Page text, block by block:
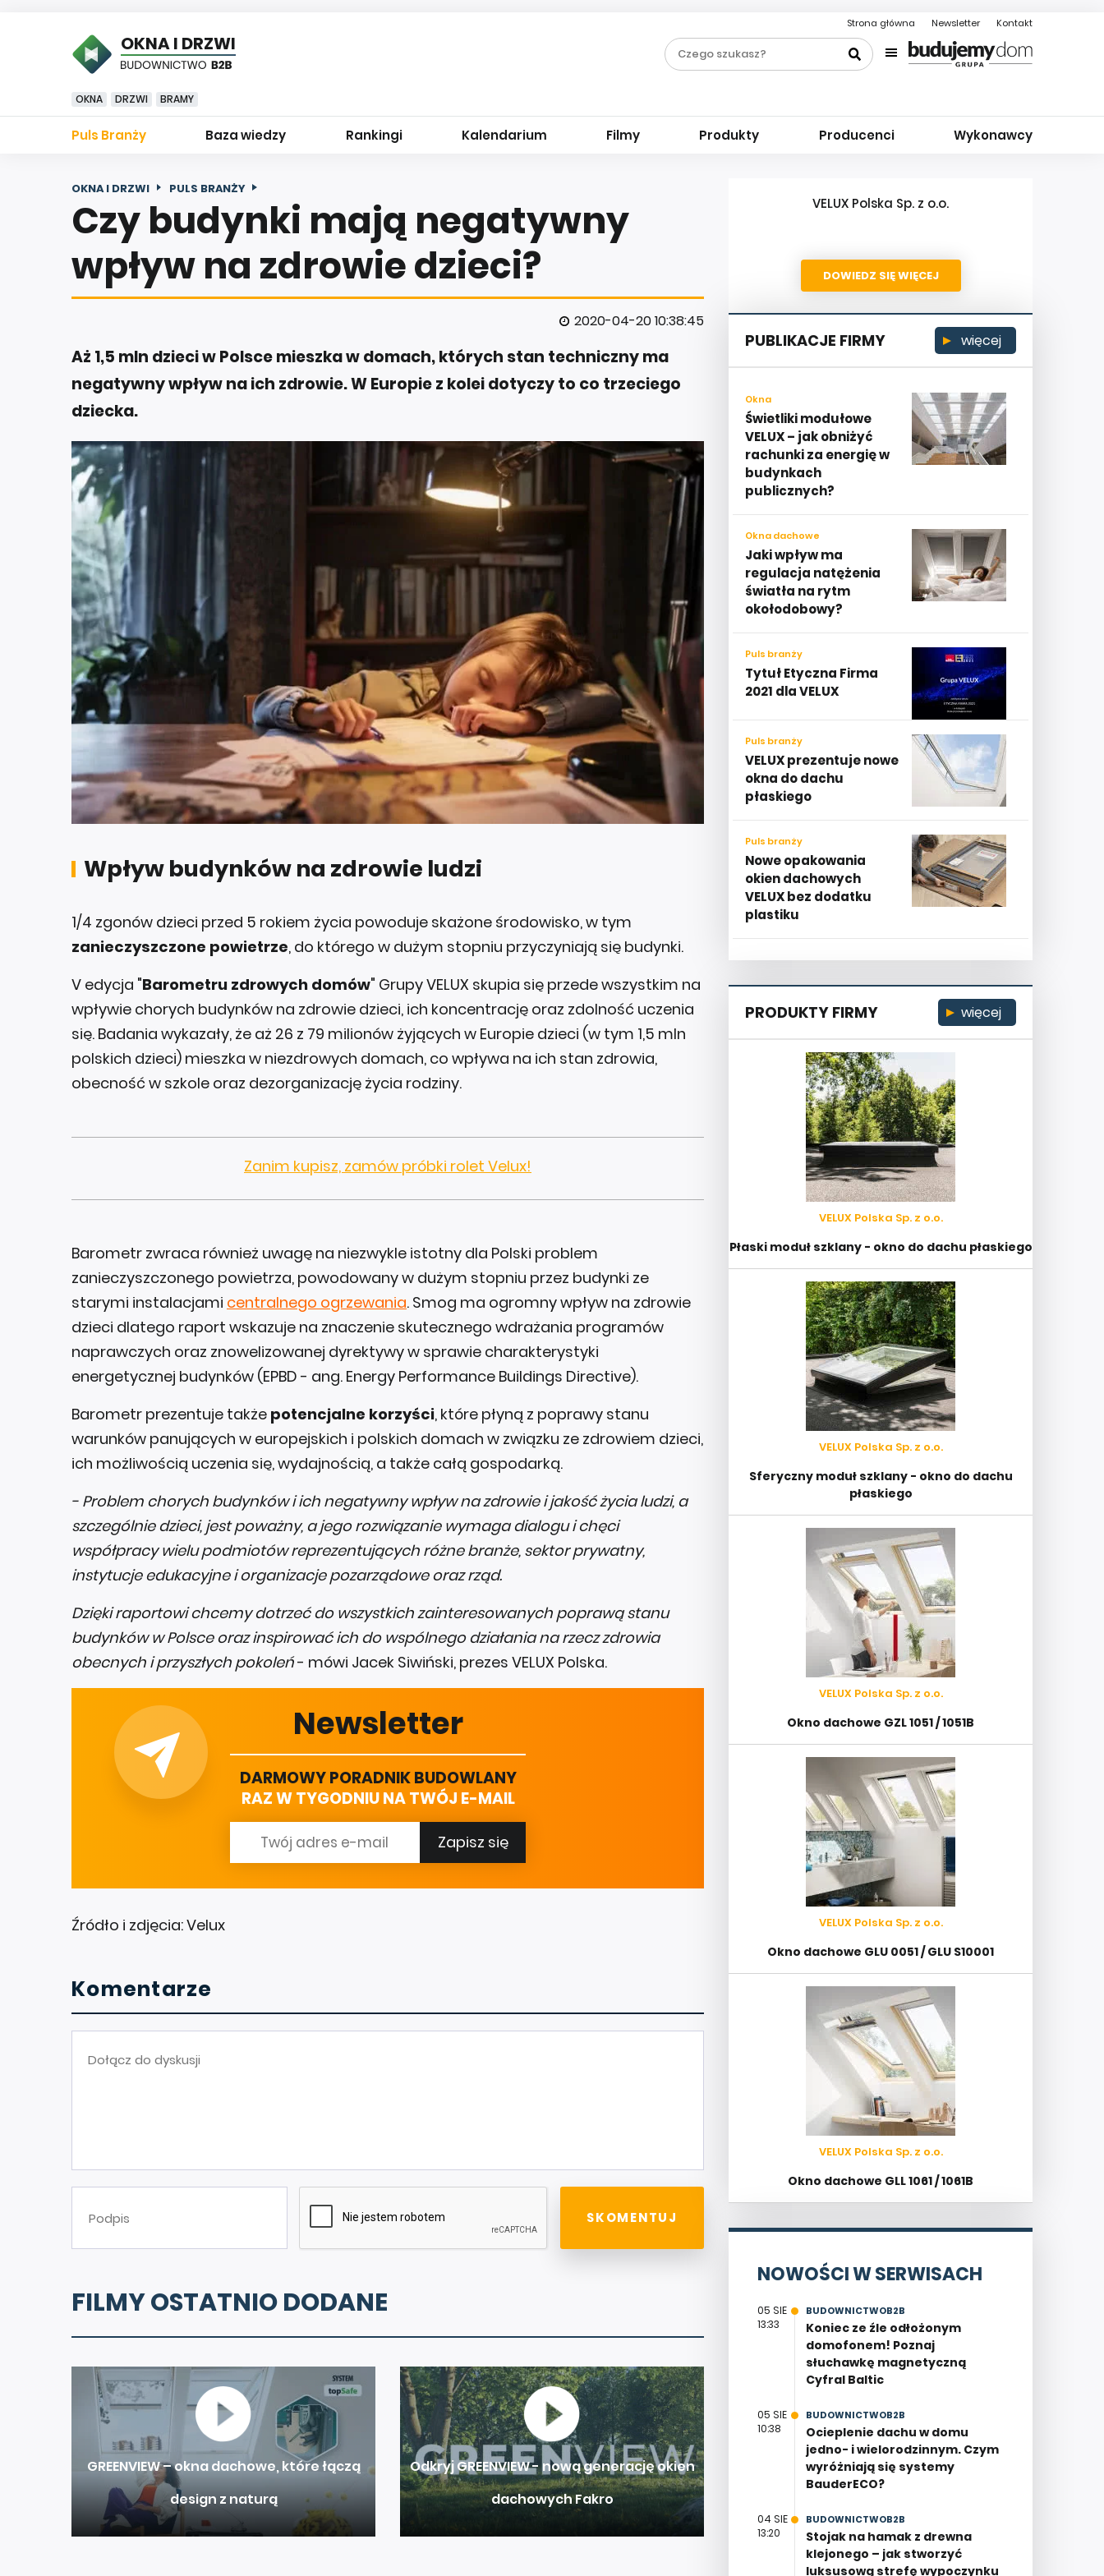
Strona główna Newsletter Kontakt
OKNA I DRZWI
OKNA DRZWI BRAMY
Puls Branży Baza wiedzy Rankingi Kalendarium Filmy Produkty Producenci Wykonawcy
OKNA I DRZWI PULS BRANŻY
Czy budynki mają negatywny
wpływ na zdrowie dzieci?
2020-04-20 10:38:45
Aż 1,5 mln dzieci w Polsce mieszka w domach, których stan techniczny ma
negatywny wpływ na ich zdrowie. W Europie z kolei dotyczy to co trzeciego
dziecka.
Wpływ budynków na zdrowie ludzi
1/4 zgonów dzieci przed 5 rokiem życia powoduje skażone środowisko, w tym
zanieczyszczone powietrze, do którego w dużym stopniu przyczyniają się budynki.
V edycja "Barometru zdrowych domów" Grupy VELUX skupia się przede wszystkim na
wpływie chorych budynków na zdrowie dzieci, ich koncentrację oraz zdolność uczenia
się. Badania wykazały, że aż 26 z 79 milionów żyjących w Europie dzieci (w tym 1,5 mln
polskich dzieci) mieszka w niezdrowych domach, co wpływa na ich stan zdrowia,
obecność w szkole oraz dezorganizację życia rodziny.
Zanim kupisz, zamów próbki rolet Velux!
Barometr zwraca również uwagę na niezwykle istotny dla Polski problem
zanieczyszczonego powietrza, powodowany w dużym stopniu przez budynki ze
starymi instalacjami centralnego ogrzewania. Smog ma ogromny wpływ na zdrowie
dzieci dlatego raport wskazuje na znaczenie skutecznego wdrażania programów
naprawczych oraz znowelizowanej dyrektywy w sprawie charakterystyki
energetycznej budynków (EPBD - ang. Energy Performance Buildings Directive).
Barometr prezentuje także potencjalne korzyści, które płyną z poprawy stanu
warunków panujących w europejskich i polskich domach w związku ze zdrowiem dzieci,
ich możliwością uczenia się, wydajnością, a także całą gospodarką.
- Problem chorych budynków i ich negatywny wpływ na zdrowie i jakość życia ludzi, a
szczególnie dzieci, jest poważny, a jego rozwiązanie wymaga dialogu i chęci
współpracy wielu podmiotów reprezentujących różne branże, sektor prywatny,
instytucje edukacyjne i organizacje pozarządowe oraz rząd.
Dzięki raportowi chcemy dotrzeć do wszystkich zainteresowanych poprawą stanu
budynków w Polsce oraz inspirować ich do wspólnego działania na rzecz zdrowia
obecnych i przyszłych pokoleń- mówi Jacek Siwiński, prezes VELUX Polska.
Newsletter
DARMOWY PORADNIK BUDOWLANY
RAZ W TYGODNIU NA TWÓJ E-MAIL
Zapisz się
Źródło i zdjęcia: Velux
Komentarze
FILMY OSTATNIO DODANE
GREENVIEW – okna dachowe, które łączą
design z naturą
Odkryj GREENVIEW - nową generację okien
dachowych Fakro
VELUX Polska Sp. z o.o.
DOWIEDZ SIĘ WIĘCEJ
PUBLIKACJE FIRMY więcej
Okna
Świetliki modułowe
VELUX – jak obniżyć
rachunki za energię w
budynkach
publicznych?
Okna dachowe
Jaki wpływ ma
regulacja natężenia
światła na rytm
okołodobowy?
Puls branży
Tytuł Etyczna Firma
2021 dla VELUX
Puls branży
VELUX prezentuje nowe
okna do dachu
płaskiego
Puls branży
Nowe opakowania
okien dachowych
VELUX bez dodatku
plastiku
PRODUKTY FIRMY więcej
VELUX Polska Sp. z o.o.
Płaski moduł szklany - okno do dachu płaskiego
VELUX Polska Sp. z o.o.
Sferyczny moduł szklany - okno do dachu
płaskiego
VELUX Polska Sp. z o.o.
Okno dachowe GZL 1051 / 1051B
VELUX Polska Sp. z o.o.
Okno dachowe GLU 0051 / GLU S10001
VELUX Polska Sp. z o.o.
Okno dachowe GLL 1061 / 1061B
NOWOŚCI W SERWISACH
05 SIE
13:33
BUDOWNICTWOB2B
Koniec ze źle odłożonym
domofonem! Poznaj
słuchawkę magnetyczną
Cyfral Baltic
05 SIE
10:38
BUDOWNICTWOB2B
Ocieplenie dachu w domu
jedno- i wielorodzinnym. Czym
wyróżniają się systemy
BauderECO?
04 SIE
13:20
BUDOWNICTWOB2B
Stojak na hamak z drewna
klejonego – jak stworzyć
luksusową strefę wypoczynku